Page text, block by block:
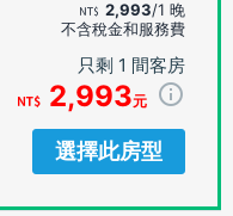
2,993/1 晚
不含稅金和服務費
只剩 1 間客房
2,993元
選擇此房型